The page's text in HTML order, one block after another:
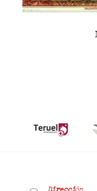
Dirección